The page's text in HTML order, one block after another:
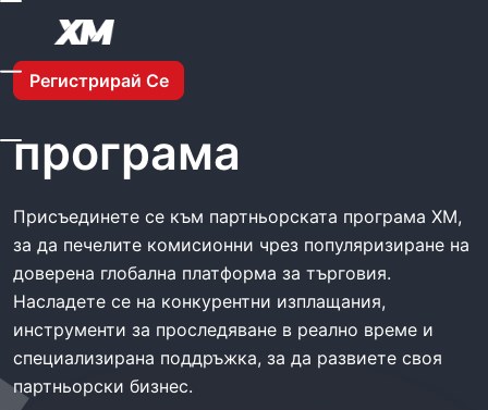
Регистрирай Се
Начало XM Партньорска Програма
XM Партньорска
програма
Присъединете се към партньорската програма XM,
за да печелите комисионни чрез популяризиране на
доверена глобална платформа за търговия.
Насладете се на конкурентни изплащания,
инструменти за проследяване в реално време и
специализирана поддръжка, за да развиете своя
партньорски бизнес.